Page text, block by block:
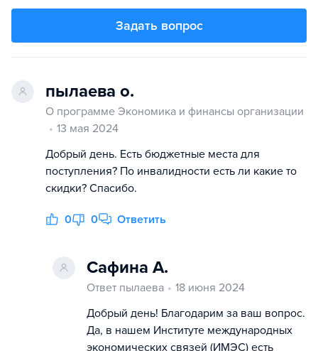
Задать вопрос
пылаева о.
О программе Экономика и финансы организации
13 мая 2024
Добрый день. Есть бюджетные места для
поступления? По инвалидности есть ли какие то
скидки? Спасибо.
0 0 Ответить
Сафина А.
Ответ пылаева
18 июня 2024
Добрый день! Благодарим за ваш вопрос.
Да, в нашем Институте международных
экономических связей (ИМЭС) есть